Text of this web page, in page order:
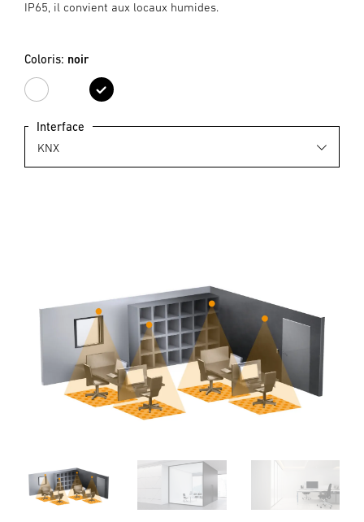
IP65, il convient aux locaux humides.
Coloris: noir
blanc noir
Interface